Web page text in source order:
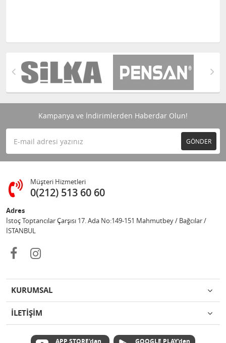
Kampanya ve İndirimlerden Haberdar Olun!
GÖNDER
Müşteri Hizmetleri
0(212) 513 60 60
Adres
İstoç Toptancılar Çarşısı 17. Ada No:149-151 Mahmutbey / Bağcılar /
İSTANBUL
KURUMSAL
İLETİŞİM
APP STORE'dan GOOGLE PLAY'den